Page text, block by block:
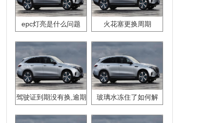
epc灯亮是什么问题 火花塞更换周期
驾驶证到期没有换,逾期
玻璃水冻住了如何解